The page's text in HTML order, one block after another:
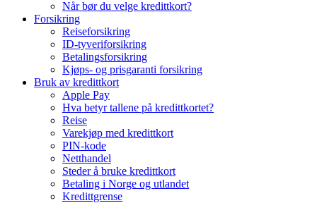
Når bør du velge kredittkort?
Forsikring
Reiseforsikring
ID-tyveriforsikring
Betalingsforsikring
Kjøps- og prisgaranti forsikring
Bruk av kredittkort
Apple Pay
Hva betyr tallene på kredittkortet?
Reise
Varekjøp med kredittkort
PIN-kode
Netthandel
Steder å bruke kredittkort
Betaling i Norge og utlandet
Kredittgrense